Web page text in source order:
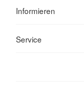
Informieren
Service